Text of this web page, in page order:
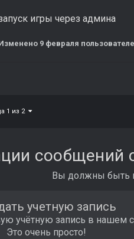
игры через админа
9 февраля
1 из 2
сообщений
Вы должны быть
учетную запись
учётную запись в нашем
Это очень просто!